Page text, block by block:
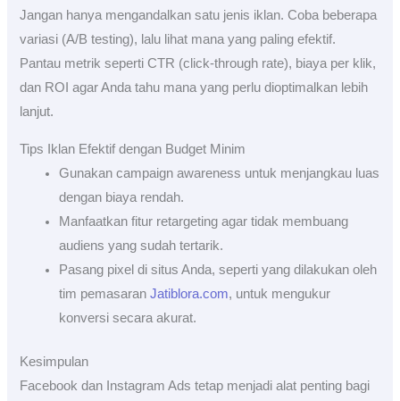
Jangan hanya mengandalkan satu jenis iklan. Coba beberapa
variasi (A/B testing), lalu lihat mana yang paling efektif.
Pantau metrik seperti CTR (click-through rate), biaya per klik,
dan ROI agar Anda tahu mana yang perlu dioptimalkan lebih
lanjut.
Tips Iklan Efektif dengan Budget Minim
Gunakan campaign awareness untuk menjangkau luas
dengan biaya rendah.
Manfaatkan fitur retargeting agar tidak membuang
audiens yang sudah tertarik.
Pasang pixel di situs Anda, seperti yang dilakukan oleh
tim pemasaranJatiblora.com, untuk mengukur
konversi secara akurat.
Kesimpulan
Facebook dan Instagram Ads tetap menjadi alat penting bagi